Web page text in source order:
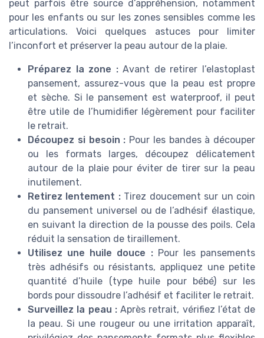
peut parfois être source d’appréhension, notamment
pour les enfants ou sur les zones sensibles comme les
articulations. Voici quelques astuces pour limiter
l’inconfort et préserver la peau autour de la plaie.
Préparez la zone :Avant de retirer l’elastoplast
pansement, assurez-vous que la peau est propre
et sèche. Si le pansement est waterproof, il peut
être utile de l’humidifier légèrement pour faciliter
le retrait.
Découpez si besoin : Pour les bandes à découper
ou les formats larges, découpez délicatement
autour de la plaie pour éviter de tirer sur la peau
inutilement.
Retirez lentement :Tirez doucement sur un coin
du pansement universel ou de l’adhésif élastique,
en suivant la direction de la pousse des poils. Cela
réduit la sensation de tiraillement.
Utilisez une huile douce :Pour les pansements
très adhésifs ou résistants, appliquez une petite
quantité d’huile (type huile pour bébé) sur les
bords pour dissoudre l’adhésif et faciliter le retrait.
Surveillez la peau :Après retrait, vérifiez l’état de
la peau. Si une rougeur ou une irritation apparaît,